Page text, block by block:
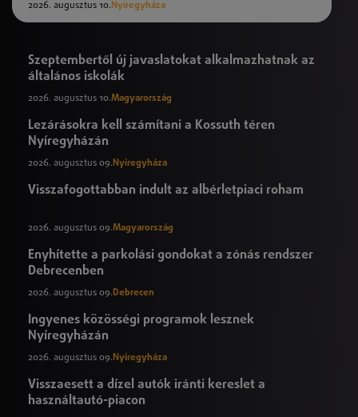
2026. augusztus 10.Nyíregyháza
Szeptembertől új javaslatokat alkalmazhatnak az
általános iskolák
2026. augusztus 10.Magyarország
Lezárásokra kell számítani a Kossuth téren
Nyíregyházán
2026. augusztus 09.Nyíregyháza
Visszafogottabban indult az albérletpiaci roham
2026. augusztus 09.Magyarország
Enyhítette a parkolási gondokat a zónás rendszer
Debrecenben
2026. augusztus 09.Debrecen
Ingyenes közösségi programok lesznek
Nyíregyházán
2026. augusztus 09.Nyíregyháza
Visszaesett a dízel autók iránti kereslet a
használtautó-piacon